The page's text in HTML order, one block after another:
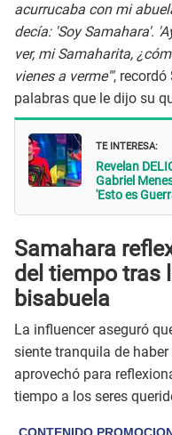
acurrucaba con mi
decía: 'Soy Samahara'.
ver, mi Samaharita,
vienes a verme'",
palabras que le dijo su
TE INTERESA:
Revelan
Gabriel
'Esto es
Samahara
del tiempo tras
bisabuela
La influencer aseguró
siente tranquila de
aprovechó para
tiempo a los seres